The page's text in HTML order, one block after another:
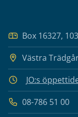
Box 16327,
Västra
JO:s
08-786 51 00